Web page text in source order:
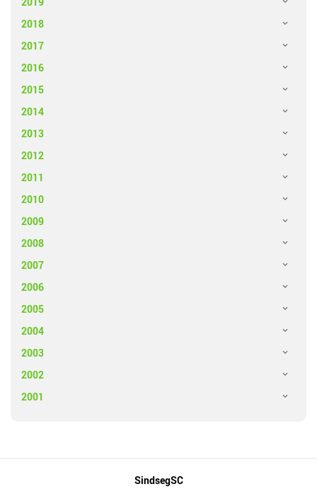
2018
2017
2016
2015
2014
2013
2012
2011
2010
2009
2008
2007
2006
2005
2004
2003
2002
2001
SindsegSC